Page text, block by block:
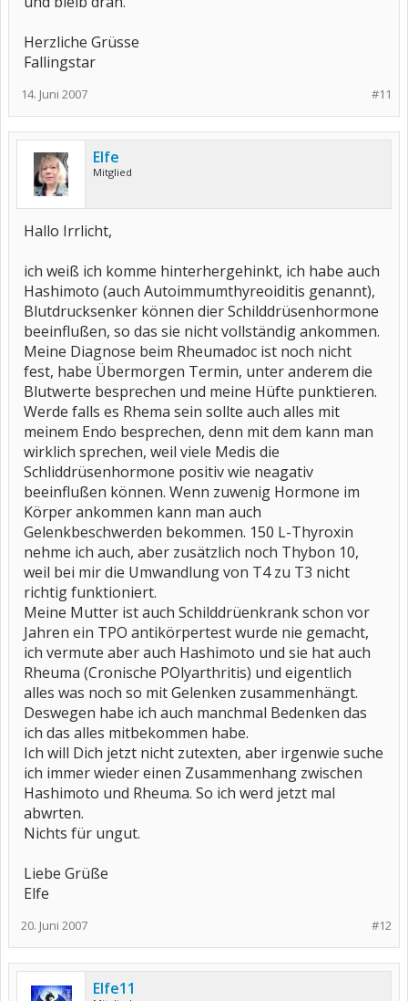
Herzliche Grüsse
Fallingstar
#11
14. Juni 2007
Elfe
Mitglied
Hallo Irrlicht,
ich weiß ich komme hinterhergehinkt, ich habe auch
Hashimoto (auch Autoimmumthyreoiditis genannt),
Blutdrucksenker können dier Schilddrüsenhormone
beeinflußen, so das sie nicht vollständig ankommen.
Meine Diagnose beim Rheumadoc ist noch nicht
fest, habe Übermorgen Termin, unter anderem die
Blutwerte besprechen und meine Hüfte punktieren.
Werde falls es Rhema sein sollte auch alles mit
meinem Endo besprechen, denn mit dem kann man
wirklich sprechen, weil viele Medis die
Schliddrüsenhormone positiv wie neagativ
beeinflußen können. Wenn zuwenig Hormone im
Körper ankommen kann man auch
Gelenkbeschwerden bekommen. 150 L-Thyroxin
nehme ich auch, aber zusätzlich noch Thybon 10,
weil bei mir die Umwandlung von T4 zu T3 nicht
richtig funktioniert.
Meine Mutter ist auch Schilddrüenkrank schon vor
Jahren ein TPO antikörpertest wurde nie gemacht,
ich vermute aber auch Hashimoto und sie hat auch
Rheuma (Cronische POlyarthritis) und eigentlich
alles was noch so mit Gelenken zusammenhängt.
Deswegen habe ich auch manchmal Bedenken das
ich das alles mitbekommen habe.
Ich will Dich jetzt nicht zutexten, aber irgenwie suche
ich immer wieder einen Zusammenhang zwischen
Hashimoto und Rheuma. So ich werd jetzt mal
abwrten.
Nichts für ungut.
Liebe Grüße
Elfe
#12
20. Juni 2007
Elfe11